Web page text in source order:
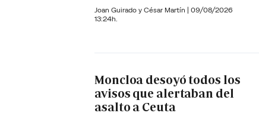
Joan Guirado y César Martín | 09/08/2026
13:24h.
Moncloa desoyó todos los
avisos que alertaban del
asalto a Ceuta